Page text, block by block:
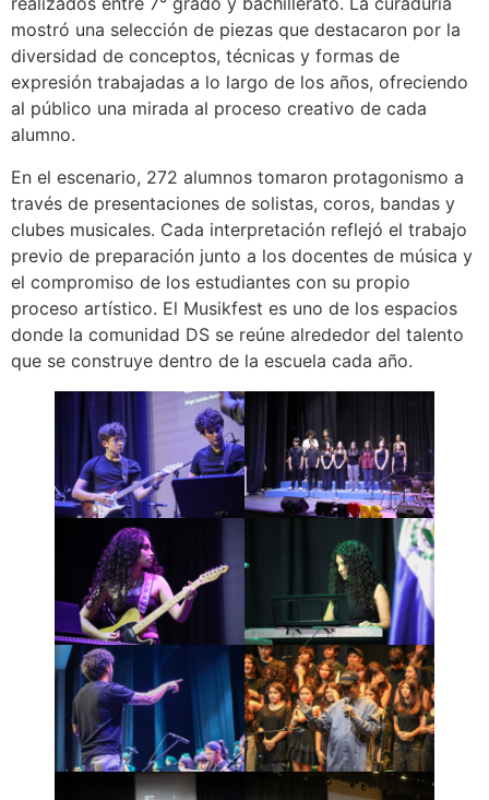
mostró una selección de piezas que destacaron por la
diversidad de conceptos, técnicas y formas de
expresión trabajadas a lo largo de los años, ofreciendo
al público una mirada al proceso creativo de cada
alumno.
En el escenario, 272 alumnos tomaron protagonismo a
través de presentaciones de solistas, coros, bandas y
clubes musicales. Cada interpretación reflejó el trabajo
previo de preparación junto a los docentes de música y
el compromiso de los estudiantes con su propio
proceso artístico. El Musikfest es uno de los espacios
donde la comunidad DS se reúne alrededor del talento
que se construye dentro de la escuela cada año.